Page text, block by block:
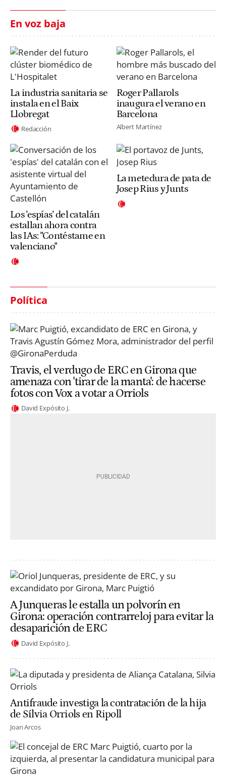
En voz baja
La industria sanitaria se
instala en el Baix
Llobregat
Redacción
Roger Pallarols
inaugura el verano en
Barcelona
Albert Martínez
Los 'espías' del catalán
estallan ahora contra
las IAs: "Contéstame en
valenciano"
La metedura de pata de
Josep Rius y Junts
Política
Travis, el verdugo de ERC en Girona que
amenaza con 'tirar de la manta': de hacerse
fotos con Vox a votar a Orriols
David Expósito J.
A Junqueras le estalla un polvorín en
Girona: operación contrarreloj para evitar la
desaparición de ERC
David Expósito J.
Antifraude investiga la contratación de la hija
de Sílvia Orriols en Ripoll
Joan Arcos